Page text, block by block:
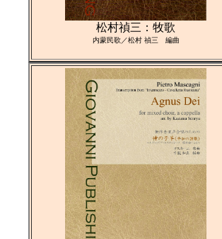
松村禎三：牧歌
内蒙民歌／松村 禎三 編曲